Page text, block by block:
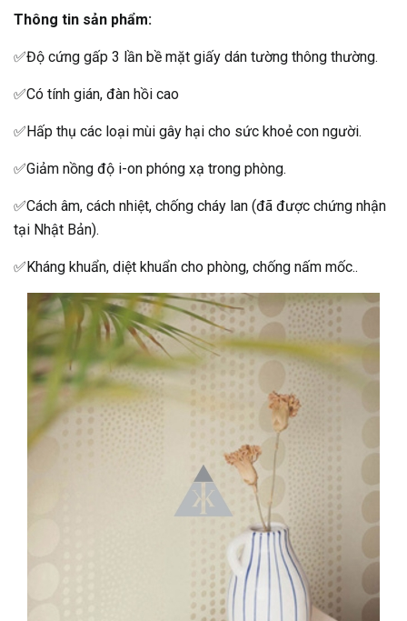
Thông tin sản phẩm:
✅Độ cứng gấp 3 lần bề mặt giấy dán tường thông thường.
✅Có tính gián, đàn hồi cao
✅Hấp thụ các loại mùi gây hại cho sức khoẻ con người.
✅Giảm nồng độ i-on phóng xạ trong phòng.
✅Cách âm, cách nhiệt, chống cháy lan (đã được chứng nhận
tại Nhật Bản).
✅Kháng khuẩn, diệt khuẩn cho phòng, chống nấm mốc..